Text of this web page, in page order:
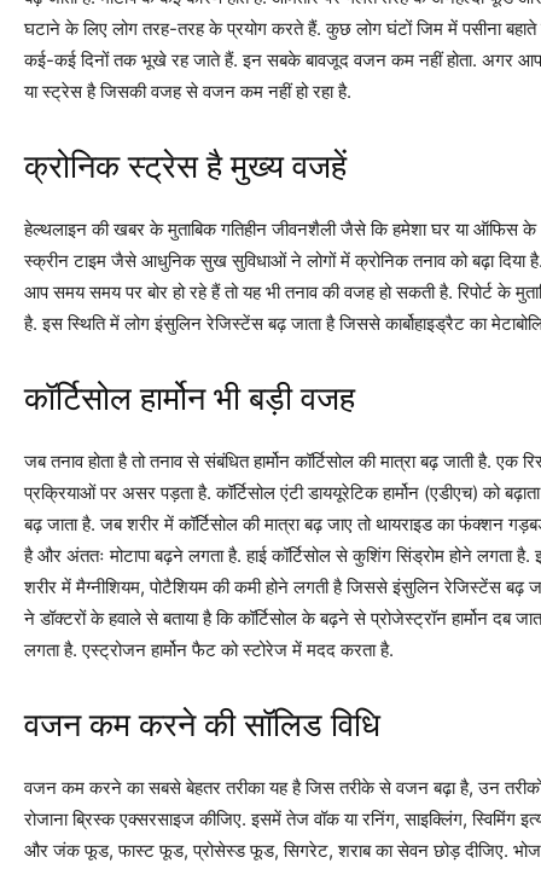
घटाने के लिए लोग तरह-तरह के प्रयोग करते हैं. कुछ लोग घंटों जिम में पसीना
कई-कई दिनों तक भूखे रह जाते हैं. इन सबके बावजूद वजन कम नहीं होता. अगर
या स्ट्रेस है जिसकी वजह से वजन कम नहीं हो रहा है.
क्रोनिक स्ट्रेस है मुख्य वजहें
हेल्थलाइन की खबर के मुताबिक गतिहीन जीवनशैली जैसे कि हमेशा घर या ऑफिस के
स्क्रीन टाइम जैसे आधुनिक सुख सुविधाओं ने लोगों में क्रोनिक तनाव को बढ़ा दिया है.
आप समय समय पर बोर हो रहे हैं तो यह भी तनाव की वजह हो सकती है. रिपोर्ट के
है. इस स्थिति में लोग इंसुलिन रेजिस्टेंस बढ़ जाता है जिससे कार्बोहाइड्रैट का
कॉर्टिसोल हार्मोन भी बड़ी वजह
जब तनाव होता है तो तनाव से संबंधित हार्मोन कॉर्टिसोल की मात्रा बढ़ जाती है.
प्रक्रियाओं पर असर पड़ता है. कॉर्टिसोल एंटी डाययूरेटिक हार्मोन (एडीएच) को
बढ़ जाता है. जब शरीर में कॉर्टिसोल की मात्रा बढ़ जाए तो थायराइड का फंक्शन
है और अंततः मोटापा बढ़ने लगता है. हाई कॉर्टिसोल से कुशिंग सिंड्रोम होने लगता
शरीर में मैग्नीशियम, पोटैशियम की कमी होने लगती है जिससे इंसुलिन रेजिस्टेंस
ने डॉक्टरों के हवाले से बताया है कि कॉर्टिसोल के बढ़ने से प्रोजेस्ट्रॉन हार्मोन दब
लगता है. एस्ट्रोजन हार्मोन फैट को स्टोरेज में मदद करता है.
वजन कम करने की सॉलिड विधि
वजन कम करने का सबसे बेहतर तरीका यह है जिस तरीके से वजन बढ़ा है, उन
रोजाना ब्रिस्क एक्सरसाइज कीजिए. इसमें तेज वॉक या रनिंग, साइक्लिंग, स्विमिंग
और जंक फूड, फास्ट फूड, प्रोसेस्ड फूड, सिगरेट, शराब का सेवन छोड़ दीजिए. भोजन